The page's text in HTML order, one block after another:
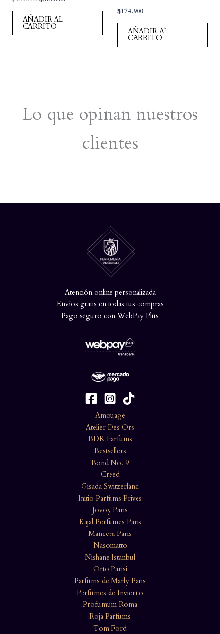
original
era:
AÑADIR AL
CARRITO
$174.900
AÑADIR AL
CARRITO
Lo que opinan nuestros
clientes
Atención online personalizada
Envíos gratis en todas tus compras
Pago seguro con WebPay Plus
Amouage
Atelier Des Ors
BDK Parfums
Bestsellers
Bond No. 9
Creed
Gisada Switzerland
Initio Parfums Prives
Jovoy Paris
Kajal Perfumes Paris
Mancera Paris
Nasomatto
Nishane Istanbul
Orto Parisi
Parfums de Marly Paris
Perfumes de Invierno
Profumum Roma
Roja Parfums
Tom Ford